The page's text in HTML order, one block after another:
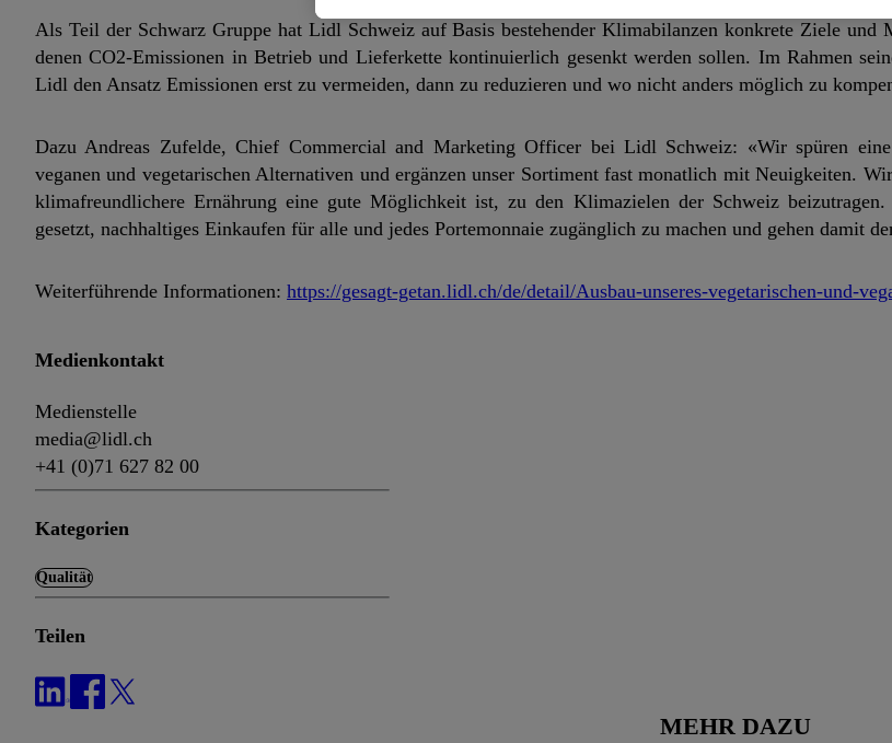
Als Teil der Schwarz Gruppe hat Lidl Schweiz auf Basis bestehender Klimabilanzen konkrete Ziele und
denen CO2-Emissionen in Betrieb und Lieferkette kontinuierlich gesenkt werden sollen. Im Rahmen
Lidl den Ansatz Emissionen erst zu vermeiden, dann zu reduzieren und wo nicht anders möglich zu
Dazu Andreas Zufelde, Chief Commercial and Marketing Officer bei Lidl Schweiz: «Wir spüren eine
veganen und vegetarischen Alternativen und ergänzen unser Sortiment fast monatlich mit Neuigkeiten.
klimafreundlichere Ernährung eine gute Möglichkeit ist, zu den Klimazielen der Schweiz
gesetzt, nachhaltiges Einkaufen für alle und jedes Portemonnaie zugänglich zu machen und gehen damit
Weiterführende Informationen: https://gesagt-getan.lidl.ch/de/detail/Ausbau-unseres-vegetarischen-und-
Medienkontakt
Medienstelle
media@lidl.ch
+41 (0)71 627 82 00
Kategorien
Qualität
Teilen
MEHR DAZU